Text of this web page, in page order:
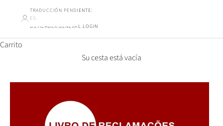
TRADUCCIÓN PENDIENTE:
ES-
US.HEADER.GENERAL.LOGIN
Carrito
Su cesta está vacía